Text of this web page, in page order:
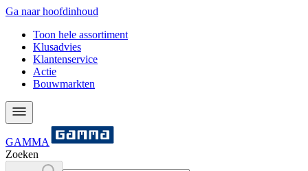
Ga naar hoofdinhoud
Toon hele assortiment
Klusadvies
Klantenservice
Actie
Bouwmarkten
GAMMA
Zoeken